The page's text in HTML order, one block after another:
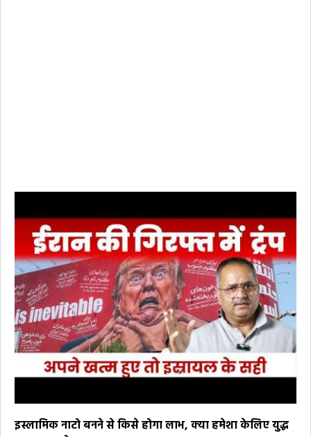
इस्लामिक नाटो बनने से किसे होगा लाभ, क्या हमेशा केलिए युद्ध